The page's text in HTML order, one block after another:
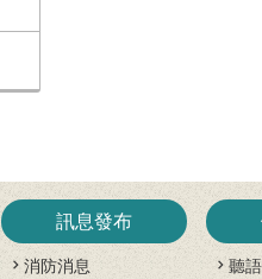
訊息發布
消防消息
聽